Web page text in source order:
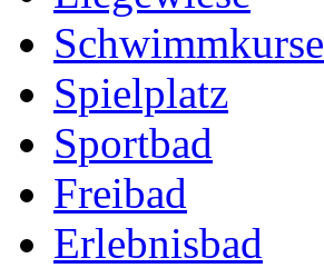
Schwimmkurse
Spielplatz
Sportbad
Freibad
Erlebnisbad